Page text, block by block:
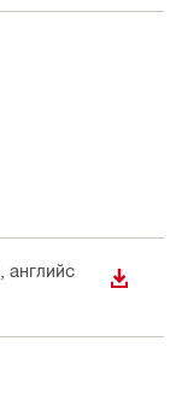
, английс